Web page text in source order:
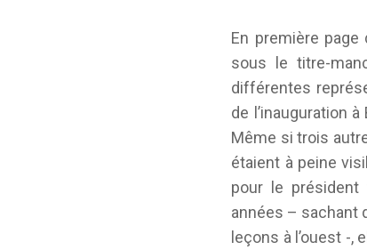
En première page
sous le titre-
différentes
de l’inauguration
Même si trois
étaient à peine
pour le président
années – sachant
leçons à l’ouest -